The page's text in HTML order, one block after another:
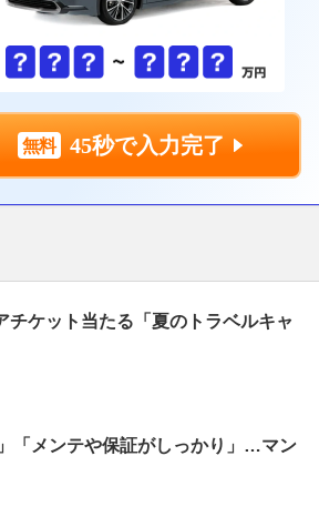
45秒で入力完了
ケット当たる「夏のトラベルキャ
「メンテや保証がしっかり」…マン